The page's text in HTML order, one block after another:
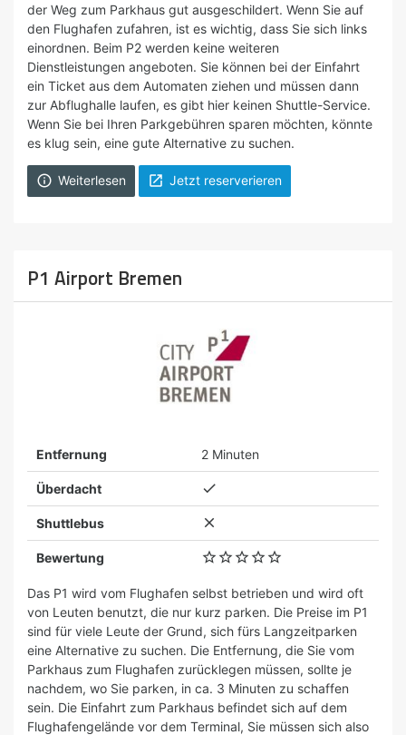
der Weg zum Parkhaus gut ausgeschildert. Wenn Sie auf
den Flughafen zufahren, ist es wichtig, dass Sie sich links
einordnen. Beim P2 werden keine weiteren
Dienstleistungen angeboten. Sie können bei der Einfahrt
ein Ticket aus dem Automaten ziehen und müssen dann
zur Abflughalle laufen, es gibt hier keinen Shuttle-Service.
Wenn Sie bei Ihren Parkgebühren sparen möchten, könnte
es klug sein, eine gute Alternative zu suchen.
 Weiterlesen  Jetzt reserverieren
P1 Airport Bremen
Entfernung 2 Minuten
Überdacht 
Shuttlebus 
Bewertung     
Das P1 wird vom Flughafen selbst betrieben und wird oft
von Leuten benutzt, die nur kurz parken. Die Preise im P1
sind für viele Leute der Grund, sich fürs Langzeitparken
eine Alternative zu suchen. Die Entfernung, die Sie vom
Parkhaus zum Flughafen zurücklegen müssen, sollte je
nachdem, wo Sie parken, in ca. 3 Minuten zu schaffen
sein. Die Einfahrt zum Parkhaus befindet sich auf dem
Flughafengelände vor dem Terminal, Sie müssen sich also